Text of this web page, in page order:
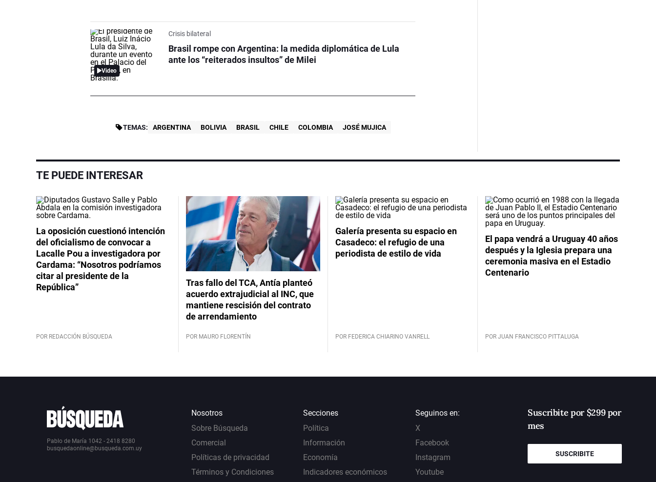
Video
Crisis bilateral
Brasil rompe con Argentina: la medida diplomática de Lula
ante los “reiterados insultos” de Milei
TEMAS: ARGENTINA BOLIVIA BRASIL CHILE COLOMBIA JOSÉ MUJICA
TE PUEDE INTERESAR
La oposición cuestionó intención
del oficialismo de convocar a
Lacalle Pou a investigadora por
Cardama: “Nosotros podríamos
citar al presidente de la
República”
POR REDACCIÓN BÚSQUEDA
Tras fallo del TCA, Antía planteó
acuerdo extrajudicial al INC, que
mantiene rescisión del contrato
de arrendamiento
POR MAURO FLORENTÍN
Galería presenta su espacio en
Casadeco: el refugio de una
periodista de estilo de vida
POR FEDERICA CHIARINO VANRELL
El papa vendrá a Uruguay 40 años
después y la Iglesia prepara una
ceremonia masiva en el Estadio
Centenario
POR JUAN FRANCISCO PITTALUGA
Pablo de María 1042 - 2418 8280
busquedaonline@busqueda.com.uy
Nosotros
Sobre Búsqueda
Comercial
Políticas de privacidad
Términos y Condiciones
Secciones
Política
Información
Economía
Indicadores económicos
Seguinos en:
X
Facebook
Instagram
Youtube
Suscribite por $299 por
mes
SUSCRIBITE